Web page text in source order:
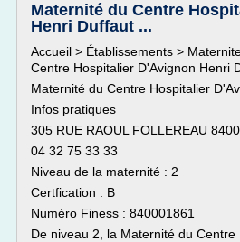
Maternité du Centre
Henri Duffaut ...
Accueil > Établissements >
Centre Hospitalier D'Avignon Henri
Maternité du Centre Hospitalier
Infos pratiques
305 RUE RAOUL FOLLEREAU
04 32 75 33 33
Niveau de la maternité : 2
Certfication : B
Numéro Finess : 840001861
De niveau 2, la Maternité du Centre